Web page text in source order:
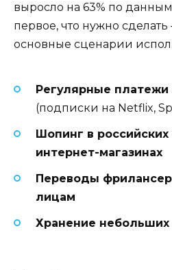
выросло на 63% по
первое, что нужно
основные сценарии
Регулярные платежи
(подписки на Netflix,
Шопинг в
интернет-магазинах
Переводы
лицам
Хранение небольших